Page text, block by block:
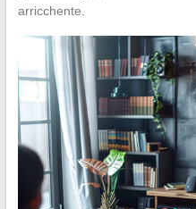
arricchente.